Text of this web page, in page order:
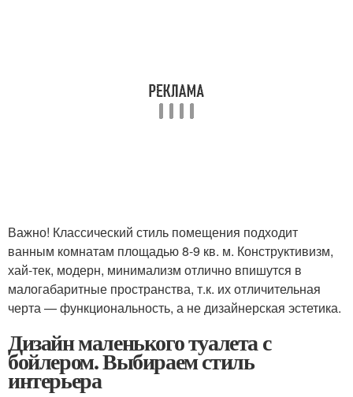
Важно! Классический стиль помещения подходит
ванным комнатам площадью 8-9 кв. м. Конструктивизм,
хай-тек, модерн, минимализм отлично впишутся в
малогабаритные пространства, т.к. их отличительная
черта — функциональность, а не дизайнерская эстетика.
Дизайн маленького туалета с
бойлером. Выбираем стиль
интерьера